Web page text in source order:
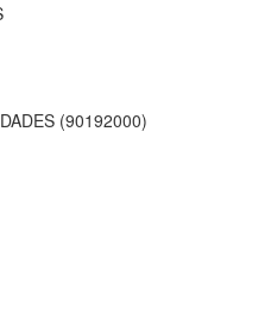
e Comunicações
(90192000)